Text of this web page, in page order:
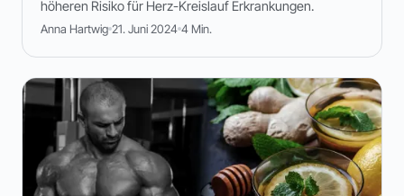
höheren Risiko für Herz-Kreislauf Erkrankungen.
Anna Hartwig 21. Juni 2024 4 Min.